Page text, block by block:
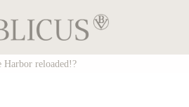
Harbor reloaded!?